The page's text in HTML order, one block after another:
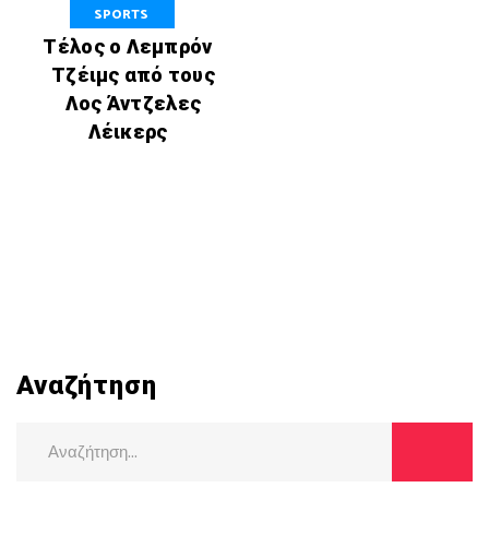
SPORTS
Τέλος ο Λεμπρόν
Τζέιμς από τους
Λος Άντζελες
Λέικερς
Αναζήτηση